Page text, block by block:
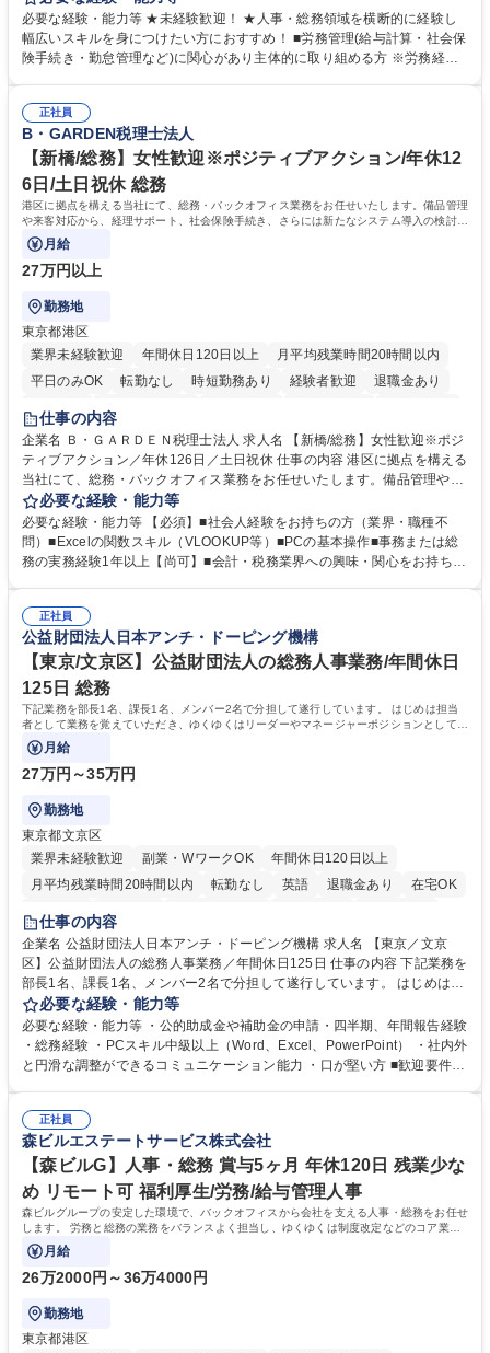
営を支えるゼネラリストをめざせます。 ・初期業務：労働時間管理、給与
計算、社会保険対応、福利厚生管理、安全衛生、健康経営推進等をお任せ
します。ご経験に応じて、休職者管理など、幅広く経験を積んでいただき
幅広く経験を積みたい意欲がある方に最適な環境です。 募集職種 【総
務・人事】未経験歓迎/日立グループ/組織運営を支えるゼネラリストを目
指す
必要な経験・能力等 ★未経験歓迎！ ★人事・総務領域を横断的に経験し
幅広いスキルを身につけたい方におすすめ！ ■労務管理(給与計算・社会保
険手続き・勤怠管理など)に関心があり主体的に取り組める方 ※労務経験
のご経験 ■労務管理（給与計算・社会保険手続き・勤怠管理など）の経験
■衛生管理者の資格をお持ちの方 学歴・資格 学歴：大学院 大学 高専 短大
専修学校 高校 語学力： 資格：
正社員
B・GARDEN税理士法人
【新橋/総務】女性歓迎※ポジティブアクション/年休12
6日/土日祝休 総務
港区に拠点を構える当社にて、総務・バックオフィス業務をお任せいたします。備品管理
や来客対応から、経理サポート、社会保険手続き、さらには新たなシステム導入の検討ま
で、幅広く組織を支える役割です。
月給
27万円以上
勤務地
東京都港区
業界未経験歓迎
年間休日120日以上
月平均残業時間20時間以内
平日のみOK
転勤なし 時短勤務あり 経験者歓迎
退職金あり
賞与あり
完全週休2日制
服装自由
仕事の内容
企業名 Ｂ・ＧＡＲＤＥＮ税理士法人 求人名 【新橋/総務】女性歓迎※ポジ
ティブアクション／年休126日／土日祝休 仕事の内容 港区に拠点を構える
当社にて、総務・バックオフィス業務をお任せいたします。備品管理や来
客対応から、経理サポート、社会保険手続き、さらには新たなシステム導
入の検討まで、幅広く組織を支える役割です。 ■備品発注・在庫管理、郵
送物対応、電話・来客対応 ■金融機関への外出業務（入出金管理補助）、
福利厚生・社内イベントの運営管理 ■社内ルールの整備、職場環境の改善
社内新システムの導入検討・比較検証 募集職種 【新橋/総務】女性歓迎※
ポジティブアクション／年休126日／土日祝休
必要な経験・能力等
必要な経験・能力等 【必須】■社会人経験をお持ちの方（業界・職種不
問）■Excelの関数スキル（VLOOKUP等）■PCの基本操作■事務または総
務の実務経験1年以上【尚可】■会計・税務業界への興味・関心をお持ちの
ィブアクション 学歴・資格 学歴：大学院 大学 高専 短大 専修学校 高校 語
学力： 資格：
正社員
公益財団法人日本アンチ・ドーピング機構
【東京/文京区】公益財団法人の総務人事業務/年間休日
125日 総務
下記業務を部長1名、課長1名、メンバー2名で分担して遂行しています。 はじめは担当
者として業務を覚えていただき、ゆくゆくはリーダーやマネージャーポジションとして活
躍いただくことを期待しています。
月給
27万円～35万円
勤務地
東京都文京区
業界未経験歓迎
副業・WワークOK
年間休日120日以上
月平均残業時間20時間以内
転勤なし 英語 退職金あり
在宅OK
賞与あり
育休あり
食事補助あり
仕事の内容
企業名 公益財団法人日本アンチ・ドーピング機構 求人名 【東京／文京
区】公益財団法人の総務人事業務／年間休日125日 仕事の内容 下記業務を
部長1名、課長1名、メンバー2名で分担して遂行しています。 はじめは担
当者として業務を覚えていただき、ゆくゆくはリーダーやマネージャーポ
ジションとして活躍いただくことを期待しています。 【総務・人事グルー
プの業務内容】 ・人事制度関連 ・採用活動 ・教育研修の企画、実行 ・勤
怠管理 ・官公庁への各種提出 ・法定の会議運営（評議員会、理事会） ・
管理 ・福利厚生関連 ・職員からの問合せ、相談対応 ・その他日常の総務
業務全般 募集職種 【東京／文京区】公益財団法人の総務人事業務／年間
休日125日
必要な経験・能力等
必要な経験・能力等 ・公的助成金や補助金の申請・四半期、年間報告経験
・総務経験 ・PCスキル中級以上（Word、Excel、PowerPoint） ・社内外
と円滑な調整ができるコミュニケーション能力 ・口が堅い方 ■歓迎要件
正社員
森ビルエステートサービス株式会社
【森ビルG】人事・総務 賞与5ヶ月 年休120日 残業少な
め リモート可 福利厚生/労務/給与管理人事
森ビルグループの安定した環境で、バックオフィスから会社を支える人事・総務をお任せ
します。 労務と総務の業務をバランスよく担当し、ゆくゆくは制度改定などのコア業務
にも挑戦できる、やりがいある環境です。
月給
26万2000円～36万4000円
勤務地
東京都港区